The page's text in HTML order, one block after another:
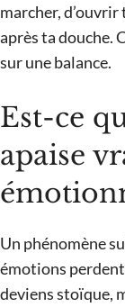
marcher,
après ta douche.
sur une balance.
Est-ce
apaise
Un phénomène
émotions
deviens stoïque,